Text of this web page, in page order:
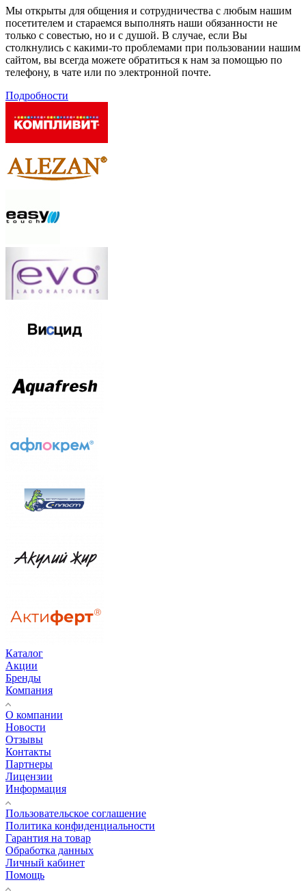
Мы открыты для общения и сотрудничества с любым нашим
посетителем и стараемся выполнять наши обязанности не
только с совестью, но и с душой. В случае, если Вы
столкнулись с какими-то проблемами при пользовании нашим
сайтом, вы всегда можете обратиться к нам за помощью по
телефону, в чате или по электронной почте.
Подробности
Каталог
Акции
Бренды
Компания
О компании
Новости
Отзывы
Контакты
Партнеры
Лицензии
Информация
Пользовательское соглашение
Политика конфиденциальности
Гарантия на товар
Обработка данных
Личный кабинет
Помощь